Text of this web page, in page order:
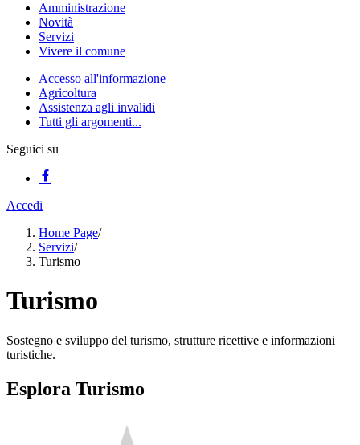
Amministrazione
Novità
Servizi
Vivere il comune
Accesso all'informazione
Agricoltura
Assistenza agli invalidi
Tutti gli argomenti...
Seguici su
Accedi
Home Page/
Servizi/
Turismo
Turismo
Sostegno e sviluppo del turismo, strutture ricettive e informazioni
turistiche.
Esplora Turismo